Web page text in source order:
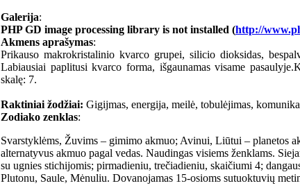
Galerija:
PHP GD image processing library is not installed (http://
Akmens aprašymas:
Prikauso makrokristalinio kvarco grupei, silicio dioksidas,
Labiausiai paplitusi kvarco forma, išgaunamas visame
skalę: 7.
Raktiniai žodžiai: Gigijmas, energija, meilė, tobulėjimas,
Zodiako zenklas:
Svarstyklėms, Žuvims – gimimo akmuo; Avinui, Liūtui – planetos
alternatyvus akmuo pagal vedas. Naudingas visiems ženklams.
su ugnies stichijomis; pirmadieniu, trečiadieniu, skaičiumi 4;
Plutonu, Saule, Mėnuliu. Dovanojamas 15-osioms sutuoktuvių